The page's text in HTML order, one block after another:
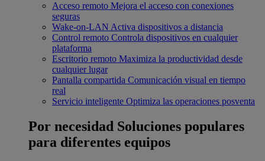
Acceso remoto Mejora el acceso con conexiones
seguras
Wake-on-LAN Activa dispositivos a distancia
Control remoto Controla dispositivos en cualquier
plataforma
Escritorio remoto Maximiza la productividad desde
cualquier lugar
Pantalla compartida Comunicación visual en tiempo
real
Servicio inteligente Optimiza las operaciones posventa
Por necesidad Soluciones populares
para diferentes equipos